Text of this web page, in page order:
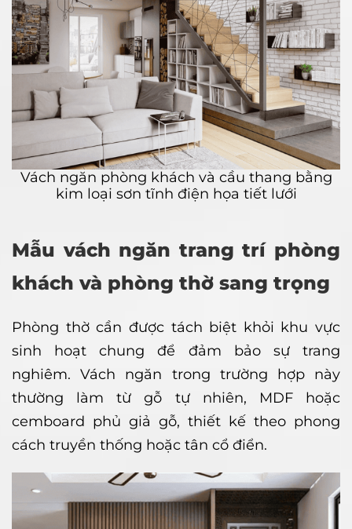
Vách ngăn phòng khách và cầu thang bằng
kim loại sơn tĩnh điện họa tiết lưới
Mẫu vách ngăn trang trí phòng
khách và phòng thờ sang trọng
Phòng thờ cần được tách biệt khỏi khu vực
sinh hoạt chung để đảm bảo sự trang
nghiêm. Vách ngăn trong trường hợp này
thường làm từ gỗ tự nhiên, MDF hoặc
cemboard phủ giả gỗ, thiết kế theo phong
cách truyền thống hoặc tân cổ điển.